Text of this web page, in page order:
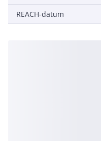
REACH-datum